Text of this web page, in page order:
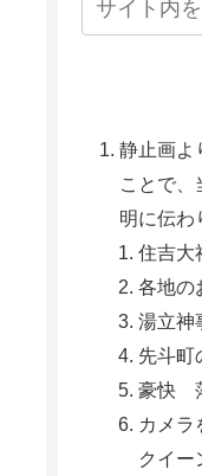
静止画よ
ことで、
明に伝わ
住吉大
各地の
湯立神
先斗町
豪快
カメ
クイー